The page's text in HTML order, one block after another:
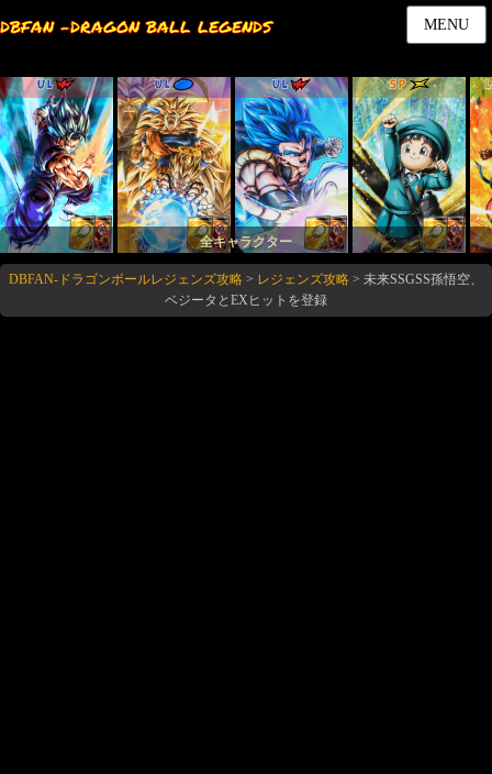
DBFAN -DRAGON BALL LEGENDS MENU
UL UL UL SP
全キャラクター
DBFAN-ドラゴンボールレジェンズ攻略 > レジェンズ攻略 > 未来SSGSS孫悟空、
ベジータとEXヒットを登録